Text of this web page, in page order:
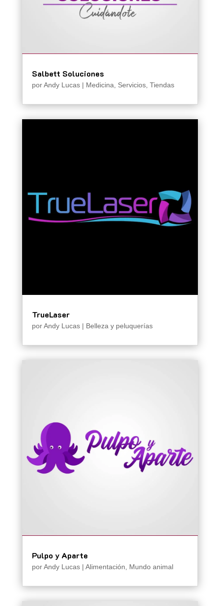
Salbett Soluciones
porAndy Lucas| Medicina Servicios, Tiendas
TrueLaser
porAndy Lucas| Belleza y peluquerías
Pulpo y Aparte
porAndy Lucas| Alimentación, Mundo animal